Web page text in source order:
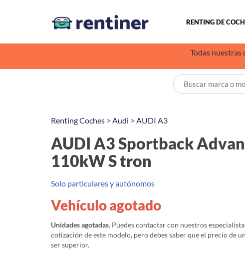
RENTING DE
Todas nuestras
Renting Coches > Audi > AUDI A3
AUDI A3 Sportback
110kW S tron
Solo particulares y autónomos
Vehículo agotado
Unidades agotadas. Puedes contactar con nuestros
cotización de este modelo, pero debes saber que el precio de
ser superior.